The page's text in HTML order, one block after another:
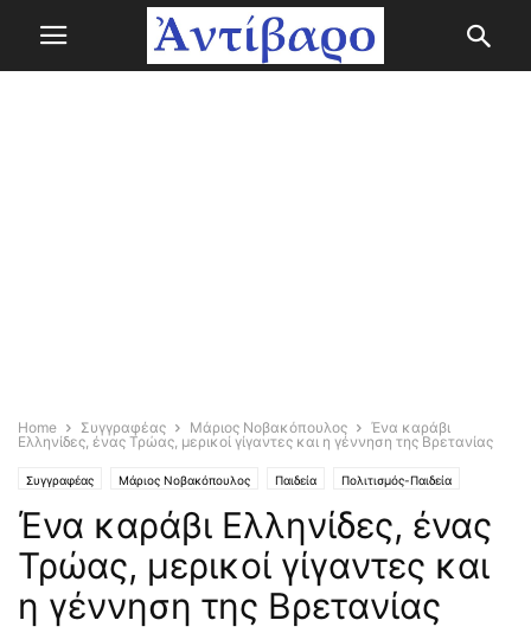
Home Συγγραφέας Μάριος Νοβακόπουλος
Ένα καράβι
Ελληνίδες, ένας Τρώας, μερικοί γίγαντες και η γέννηση της Βρετανίας
Συγγραφέας Μάριος Νοβακόπουλος Παιδεία Πολιτισμός-Παιδεία
Ένα καράβι Ελληνίδες, ένας
Τρώας, μερικοί γίγαντες και
η γέννηση της Βρετανίας